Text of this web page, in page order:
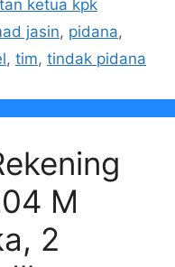
ketua kpk
jasin, pidana,
, tim, tindak pidana
M
2